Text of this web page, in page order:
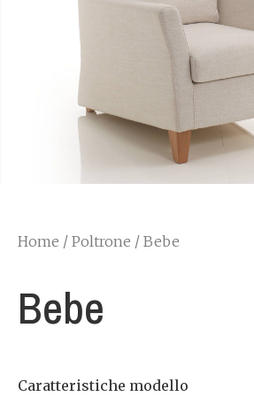
Home / Poltrone / Bebe
Bebe
Caratteristiche modello